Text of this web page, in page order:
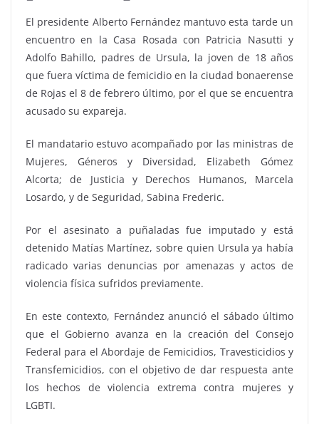
El presidente Alberto Fernández mantuvo esta tarde un
encuentro en la Casa Rosada con Patricia Nasutti y
Adolfo Bahillo, padres de Ursula, la joven de 18 años
que fuera víctima de femicidio en la ciudad bonaerense
de Rojas el 8 de febrero último, por el que se encuentra
acusado su expareja.
El mandatario estuvo acompañado por las ministras de
Mujeres, Géneros y Diversidad, Elizabeth Gómez
Alcorta; de Justicia y Derechos Humanos, Marcela
Losardo, y de Seguridad, Sabina Frederic.
Por el asesinato a puñaladas fue imputado y está
detenido Matías Martínez, sobre quien Ursula ya había
radicado varias denuncias por amenazas y actos de
violencia física sufridos previamente.
En este contexto, Fernández anunció el sábado último
que el Gobierno avanza en la creación del Consejo
Federal para el Abordaje de Femicidios, Travesticidios y
Transfemicidios, con el objetivo de dar respuesta ante
los hechos de violencia extrema contra mujeres y
LGBTI.